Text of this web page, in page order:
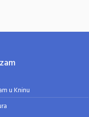
u Kninu